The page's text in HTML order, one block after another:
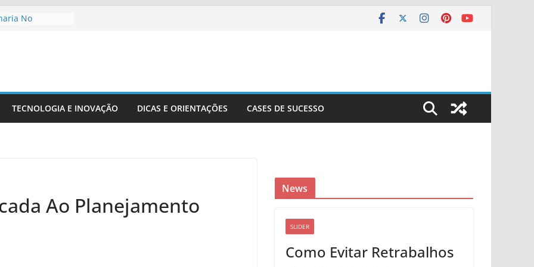
No
Civil Na
Aplicadas
TECNOLOGIA E INOVAÇÃO DICAS E ORIENTAÇÕES CASES DE SUCESSO
Ao Planejamento
News
SLIDER
Como Evitar Retrabalhos